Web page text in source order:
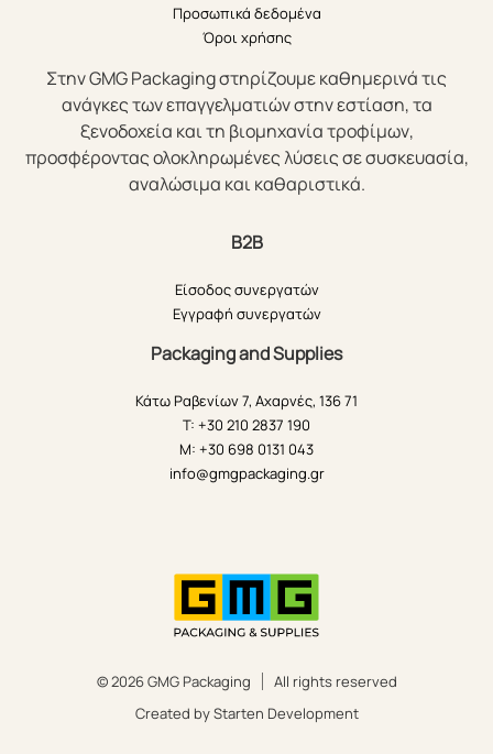
Προσωπικά δεδομένα
Όροι χρήσης
Στην GMG Packaging στηρίζουμε καθημερινά τις
ανάγκες των επαγγελματιών στην εστίαση, τα
ξενοδοχεία και τη βιομηχανία τροφίμων,
προσφέροντας ολοκληρωμένες λύσεις σε συσκευασία,
αναλώσιμα και καθαριστικά.
B2B
Είσοδος συνεργατών
Εγγραφή συνεργατών
Packaging and Supplies
Κάτω Ραβενίων 7, Αχαρνές, 136 71
T: +30 210 2837 190
M: +30 698 0131 043
info@gmgpackaging.gr
© 2026 GMG Packaging
All rights reserved
Created by Starten Development